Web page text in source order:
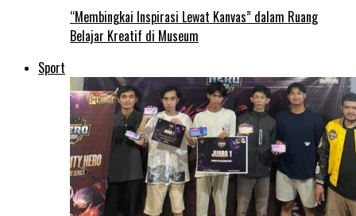
“Membingkai Inspirasi Lewat Kanvas” dalam Ruang
Belajar Kreatif di Museum
Sport